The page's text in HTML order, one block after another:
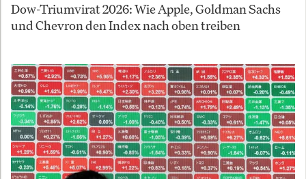
Dow-Triumvirat 2026: Wie Apple, Goldman Sachs
und Chevron den Index nach oben treiben